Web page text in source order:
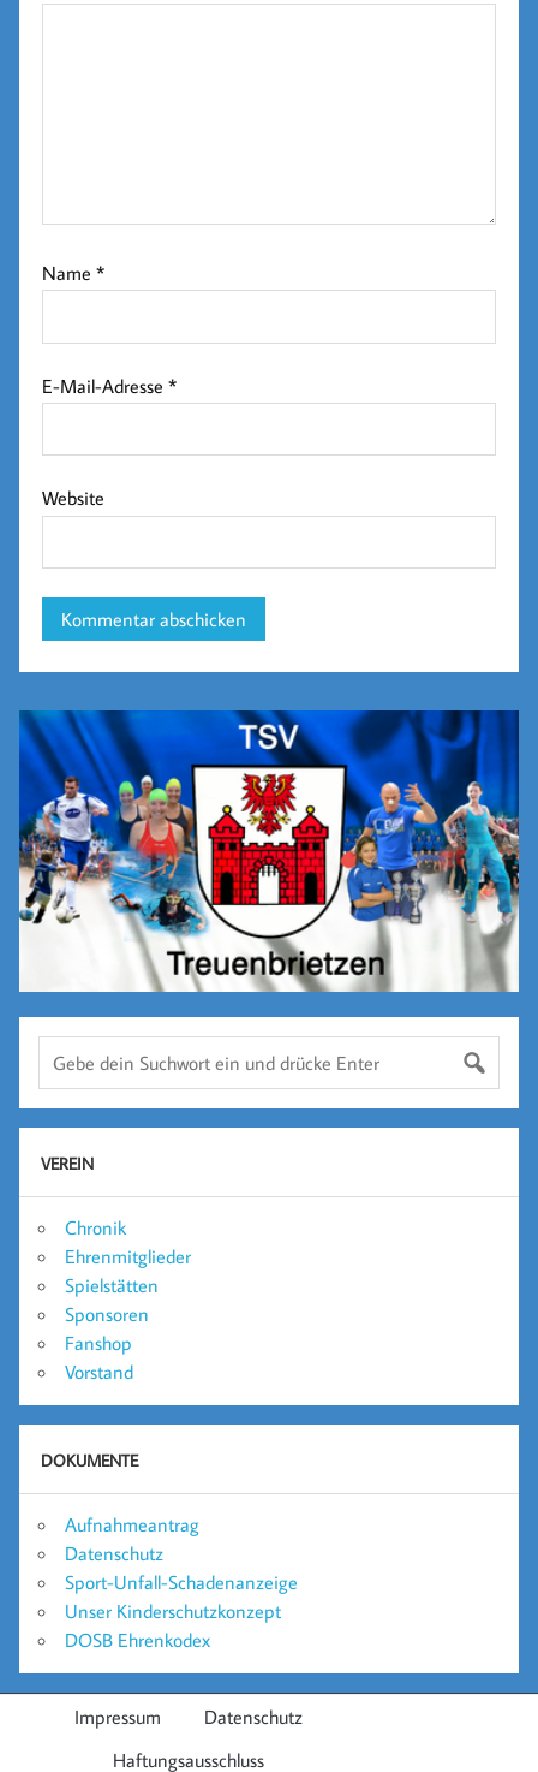
Name*
E-Mail-Adresse*
Website
VEREIN
Chronik
Ehrenmitglieder
Spielstätten
Sponsoren
Fanshop
Vorstand
DOKUMENTE
Aufnahmeantrag
Datenschutz
Sport-Unfall-Schadenanzeige
Unser Kinderschutzkonzept
DOSB Ehrenkodex
Impressum
Datenschutz
Haftungsausschluss